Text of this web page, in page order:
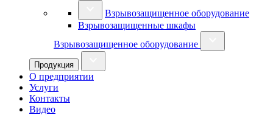
Взрывозащищенное оборудование
Взрывозащищенные шкафы
Взрывозащищенное оборудование
Продукция
О предприятии
Услуги
Контакты
Видео